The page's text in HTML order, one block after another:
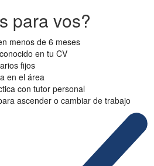
para vos?
menos de 6 meses
en tu CV
fijos
en el área
con tutor personal
ascender o cambiar de trabajo